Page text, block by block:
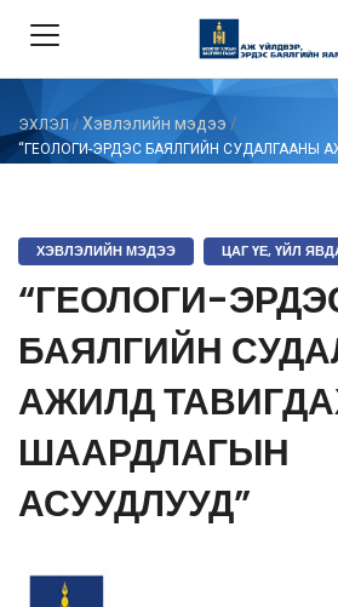
ЭХЛЭЛ / Хэвлэлийн мэдээ /
“ГЕОЛОГИ-ЭРДЭС БАЯЛГИЙН СУДАЛГААНЫ
ХЭВЛЭЛИЙН МЭДЭЭ ЦАГ ҮЕ, ҮЙЛ
“ГЕОЛОГИ-
БАЯЛГИЙН
АЖИЛД
ШААРДЛАГЫН
АСУУДЛУУД”